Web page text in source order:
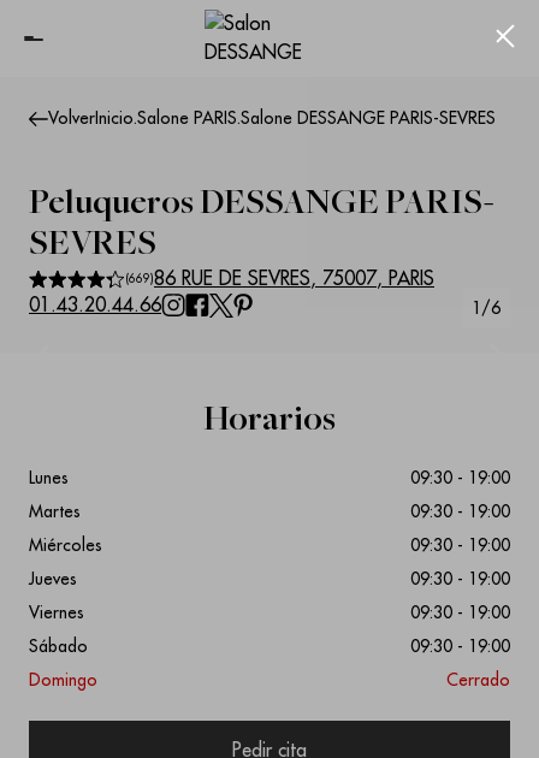
Volver Inicio.Salone PARIS.Salone DESSANGE PARIS-SEVRES
Peluqueros DESSANGE PARIS-
SEVRES
(669)86 RUE DE SEVRES, 75007, PARIS
01.43.20.44.66
1 /6
Horarios
Lunes
09:30 - 19:00
Martes
09:30 - 19:00
Miércoles
09:30 - 19:00
Jueves
09:30 - 19:00
Viernes
09:30 - 19:00
Sábado
09:30 - 19:00
Domingo
Cerrado
Pedir cita